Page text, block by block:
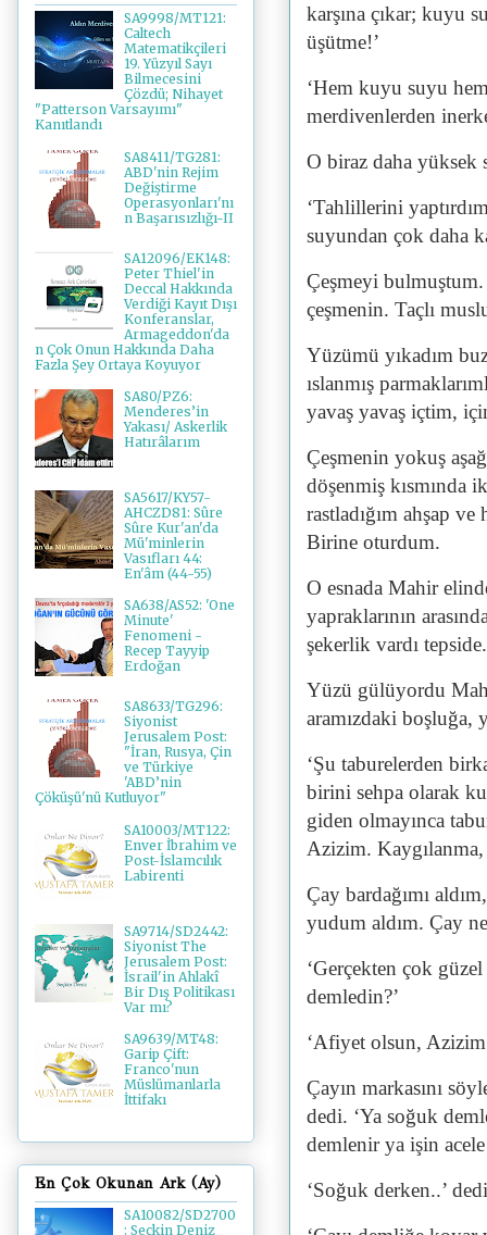
karşına çıkar; kuyu
üşütme!’
‘Hem kuyu suyu
merdivenlerden
O biraz daha yüksek
‘Tahlillerini
suyundan çok daha
Çeşmeyi bulmuştum.
çeşmenin. Taçlı
Yüzümü yıkadım
ıslanmış
yavaş yavaş içtim,
Çeşmenin yokuş
döşenmiş kısmında
rastladığım ahşap
Birine oturdum.
O esnada Mahir
yapraklarının
şekerlik vardı tepside.
Yüzü gülüyordu
aramızdaki boşluğa,
‘Şu taburelerden
birini sehpa olarak
giden olmayınca
Azizim.
Çay bardağımı
yudum aldım. Çay
‘Gerçekten çok
demledin?’
‘Afiyet olsun,
Çayın markasını
dedi. ‘Ya soğuk
demlenir ya işin
‘Soğuk derken..’
SA9998/MT121:
Caltech
Matematikçileri
19. Yüzyıl Sayı
Bilmecesini
Çözdü; Nihayet
"Patterson Varsayımı"
Kanıtlandı
SA8411/TG281:
ABD'nin Rejim
Değiştirme
Operasyonları'nı
n Başarısızlığı-II
SA12096/EK148:
Peter Thiel'in
Deccal Hakkında
Verdiği Kayıt Dışı
Konferanslar,
Armageddon'da
n Çok Onun Hakkında Daha
Fazla Şey Ortaya Koyuyor
SA80/PZ6:
Menderes’in
Yakası/ Askerlik
Hatırâlarım
SA5617/KY57-
AHCZD81: Sûre
Sûre Kur'an'da
Mü'minlerin
Vasıfları 44:
En'âm (44-55)
SA638/AS52: 'One
Minute'
Fenomeni -
Recep Tayyip
Erdoğan
SA8633/TG296:
Siyonist
Jerusalem Post:
"İran, Rusya, Çin
ve Türkiye
'ABD’nin
Çöküşü'nü Kutluyor"
SA10003/MT122:
Enver İbrahim ve
Post-İslamcılık
Labirenti
SA9714/SD2442:
Siyonist The
Jerusalem Post:
İsrail'in Ahlakî
Bir Dış Politikası
Var mı?
SA9639/MT48:
Garip Çift:
Franco'nun
Müslümanlarla
İttifakı
En Çok Okunan Ark (Ay)
SA10082/SD2700
: Seçkin Deniz